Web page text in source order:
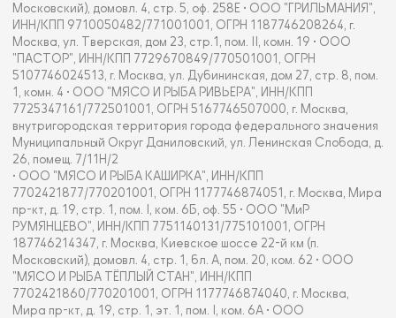
Московский), домовл. 4, стр. 5, оф. 258Е • ООО "ГРИЛЬМАНИЯ",
ИНН/КПП 9710050482/771001001, ОГРН 1187746208264, г.
Москва, ул. Тверская, дом 23, стр.1, пом. II, комн. 19 • ООО
"ПАСТОР", ИНН/КПП 7729670849/770501001, ОГРН
5107746024513, г. Москва, ул. Дубининская, дом 27, стр. 8, пом.
1, комн. 4 • ООО "МЯСО И РЫБА РИВЬЕРА", ИНН/КПП
7725347161/772501001, ОГРН 5167746507000, г. Москва,
внутригородская территория города федерального значения
Муниципальный Округ Даниловский, ул. Ленинская Слобода, д.
26, помещ. 7/11Н/2
• ООО "МЯСО И РЫБА КАШИРКА", ИНН/КПП
7702421877/770201001, ОГРН 1177746874051, г. Москва, Мира
пр-кт, д. 19, стр. 1, пом. I, ком. 6Б, оф. 55 • ООО "МиР
РУМЯНЦЕВО", ИНН/КПП 7751140131/775101001, ОГРН
187746214347, г. Москва, Киевское шоссе 22-й км (п.
Московский), домовл. 4, стр. 1, бл. А, пом. 20, ком. 62 • ООО
"МЯСО И РЫБА ТЁПЛЫЙ СТАН", ИНН/КПП
7702421860/770201001, ОГРН 1177746874040, г. Москва,
Мира пр-кт, д. 19, стр. 1, эт. 1, пом. I, ком. 6А • ООО